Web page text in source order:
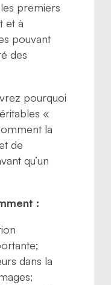
premiers
et à
pouvant
des
pourquoi
«
la
de
qu’un
:
dans la